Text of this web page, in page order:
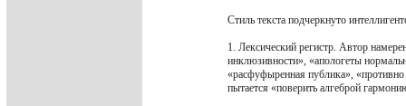
Стиль текста подчеркнуто
1. Лексический регистр. Автор
инклюзивности», «апологеты
«расфуфыренная публика»,
пытается «поверить алгеброй